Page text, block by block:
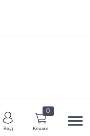
Вхід
0
Кошик